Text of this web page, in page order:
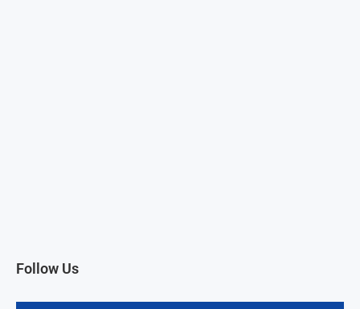
Follow Us